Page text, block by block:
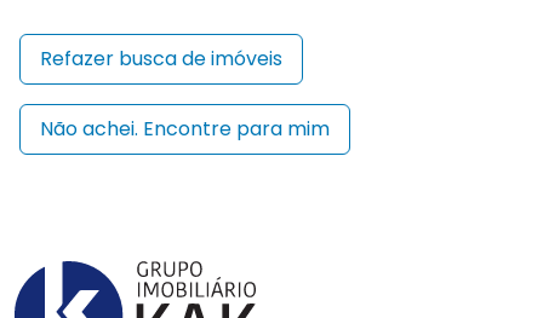
Refazer busca de imóveis
Não achei. Encontre para mim